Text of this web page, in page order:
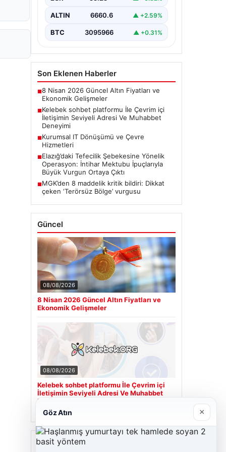
seviyeli bir şekilde irtibat kurması
Günümüzde çeşitli…
ALTIN 6660.6 ▲ +2.59%
BTC 3095966 ▲ +0.31%
Son Eklenen Haberler
■8 Nisan 2026 Güncel Altın Fiyatları ve
Ekonomik Gelişmeler
■Kelebek sohbet platformu İle Çevrim içi
İletişimin Seviyeli Adresi Ve Muhabbet
Deneyimi
■Kurumsal IT Dönüşümü ve Çevre
Hizmetleri
■Elazığ’daki Tefecilik Şebekesine Yönelik
Operasyon: İntihar Mektubu İpuçlarıyla
Büyük Vurgun Ortaya Çıktı
■MGK’den 8 maddelik kritik bildiri: Dikkat
çeken ‘Terörsüz Bölge’ vurgusu
Güncel
08/08/2026
8 Nisan 2026 Güncel Altın Fiyatları ve
Ekonomik Gelişmeler
08/08/2026
Kelebek sohbet platformu İle Çevrim içi
İletişimin Seviyeli Adresi Ve Muhabbet
Deneyimi
Son Eklenen Firmalar
Göz Atın ×